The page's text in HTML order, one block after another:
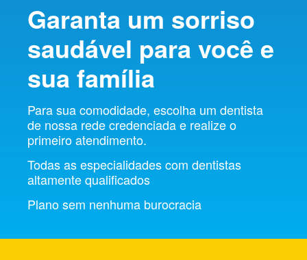
Garanta um sorriso
saudável para você e
sua família
Para sua comodidade, escolha um dentista
de nossa rede credenciada e realize o
primeiro atendimento.
Todas as especialidades com dentistas
altamente qualificados
Plano sem nenhuma burocracia